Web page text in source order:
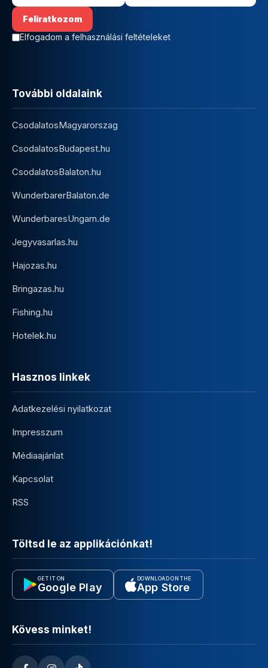
Elfogadom a felhasználási feltételeket
További oldalaink
CsodalatosMagyarorszag
CsodalatosBudapest.hu
CsodalatosBalaton.hu
WunderbarerBalaton.de
WunderbaresUngarn.de
Jegyvasarlas.hu
Hajozas.hu
Bringazas.hu
Fishing.hu
Hotelek.hu
Hasznos linkek
Adatkezelési nyilatkozat
Impresszum
Médiaajánlat
Kapcsolat
RSS
Töltsd le az applikációnkat!
GET IT ON
Google Play
DOWNLOAD ON THE
App Store
Kövess minket!